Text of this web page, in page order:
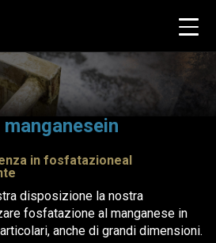
in fosfatazioneal
disposizione la nostra
fosfatazione al manganese in
anche di grandi dimensioni.